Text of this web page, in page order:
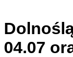
04.07